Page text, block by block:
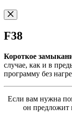
F38
Короткое
случае, как и в
программу без
Если вам нужна
он предложит